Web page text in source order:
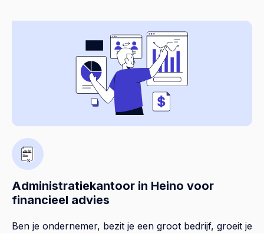
Administratiekantoor in Heino voor
financieel advies
Ben je ondernemer, bezit je een groot bedrijf, groeit je